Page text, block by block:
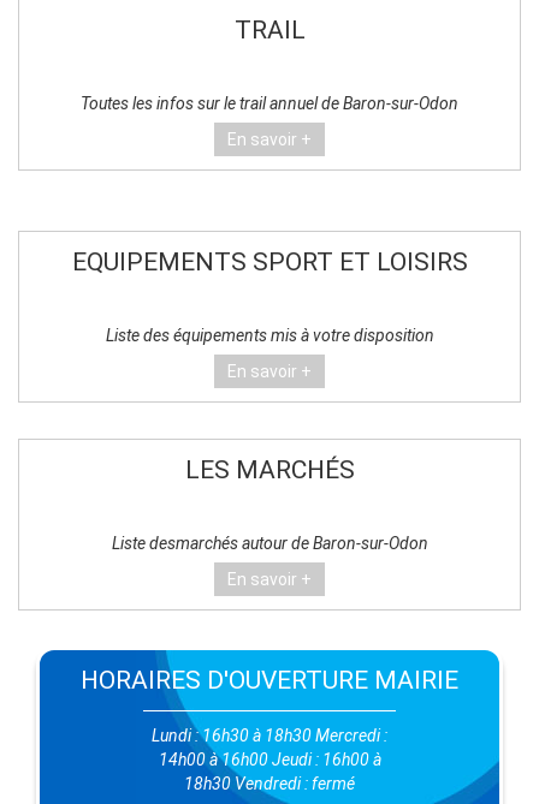
TRAIL
Toutes les infos sur le trail annuel de Baron-sur-Odon
En savoir +
EQUIPEMENTS SPORT ET LOISIRS
Liste des équipements mis à votre disposition
En savoir +
LES MARCHÉS
Liste desmarchés autour de Baron-sur-Odon
En savoir +
HORAIRES D'OUVERTURE MAIRIE
Lundi : 16h30 à 18h30 Mercredi :
14h00 à 16h00 Jeudi : 16h00 à
18h30 Vendredi : fermé